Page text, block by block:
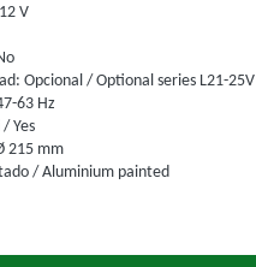
V
Opcional / Optional series L21-25V
63 Hz
Yes
215 mm
/ Aluminium painted